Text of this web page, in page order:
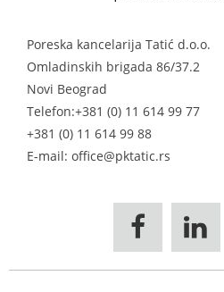
Poreska kancelarija Tatić d.o.o.
Omladinskih brigada 86/37.2
Novi Beograd
Telefon:+381 (0) 11 614 99 77
+381 (0) 11 614 99 88
E-mail: office@pktatic.rs
 